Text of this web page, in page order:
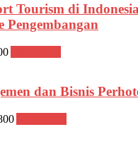
Tourism di
Pengembangan
dan Bisnis